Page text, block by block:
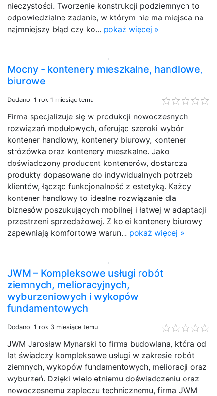
nieczystości. Tworzenie konstrukcji podziemnych to
odpowiedzialne zadanie, w którym nie ma miejsca na
najmniejszy błąd czy ko... pokaż więcej »
Mocny - kontenery mieszkalne, handlowe,
biurowe
Dodano: 1 rok 1 miesiąc temu
Firma specjalizuje się w produkcji nowoczesnych
rozwiązań modułowych, oferując szeroki wybór
kontener handlowy, kontenery biurowy, kontener
stróżówka oraz kontenery mieszkalne. Jako
doświadczony producent kontenerów, dostarcza
produkty dopasowane do indywidualnych potrzeb
klientów, łącząc funkcjonalność z estetyką. Każdy
kontener handlowy to idealne rozwiązanie dla
biznesów poszukujących mobilnej i łatwej w adaptacji
przestrzeni sprzedażowej. Z kolei kontenery biurowy
zapewniają komfortowe warun... pokaż więcej »
JWM – Kompleksowe usługi robót
ziemnych, melioracyjnych,
wyburzeniowych i wykopów
fundamentowych
Dodano: 1 rok 3 miesiące temu
JWM Jarosław Mynarski to firma budowlana, która od
lat świadczy kompleksowe usługi w zakresie robót
ziemnych, wykopów fundamentowych, melioracji oraz
wyburzeń. Dzięki wieloletniemu doświadczeniu oraz
nowoczesnemu zapleczu technicznemu, firma JWM